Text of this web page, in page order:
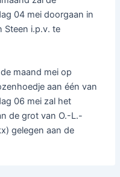
04 mei doorgaan in
Steen i.p.v. te
maand mei op
aan één van
06 mei zal het
de grot van O.-L.-
gelegen aan de